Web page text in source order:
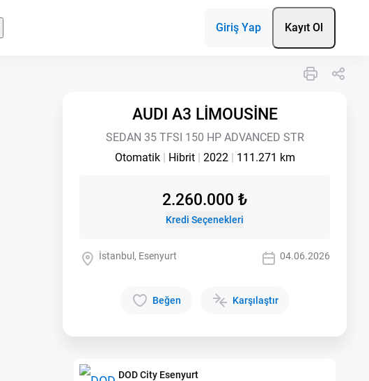
Giriş Yap Kayıt Ol
AUDI A3 LİMOUSİNE
SEDAN 35 TFSI 150 HP ADVANCED STR
Otomatik | Hibrit | 2022 | 111.271 km
2.260.000 ₺
Kredi Seçenekleri
İstanbul, Esenyurt 04.06.2026
Beğen Karşılaştır
DOD City Esenyurt